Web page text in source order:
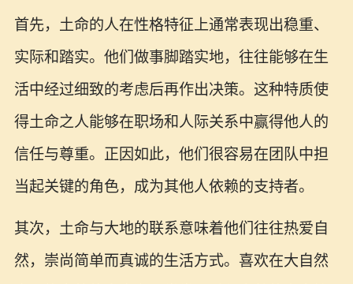
首先，土命的人在性格特征上通常表现出稳重、
实际和踏实。他们做事脚踏实地，往往能够在生
活中经过细致的考虑后再作出决策。这种特质使
得土命之人能够在职场和人际关系中赢得他人的
信任与尊重。正因如此，他们很容易在团队中担
当起关键的角色，成为其他人依赖的支持者。
其次，土命与大地的联系意味着他们往往热爱自
然，崇尚简单而真诚的生活方式。喜欢在大自然